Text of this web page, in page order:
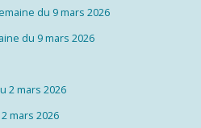
du 9 mars 2026
du 9 mars 2026
2 mars 2026
mars 2026